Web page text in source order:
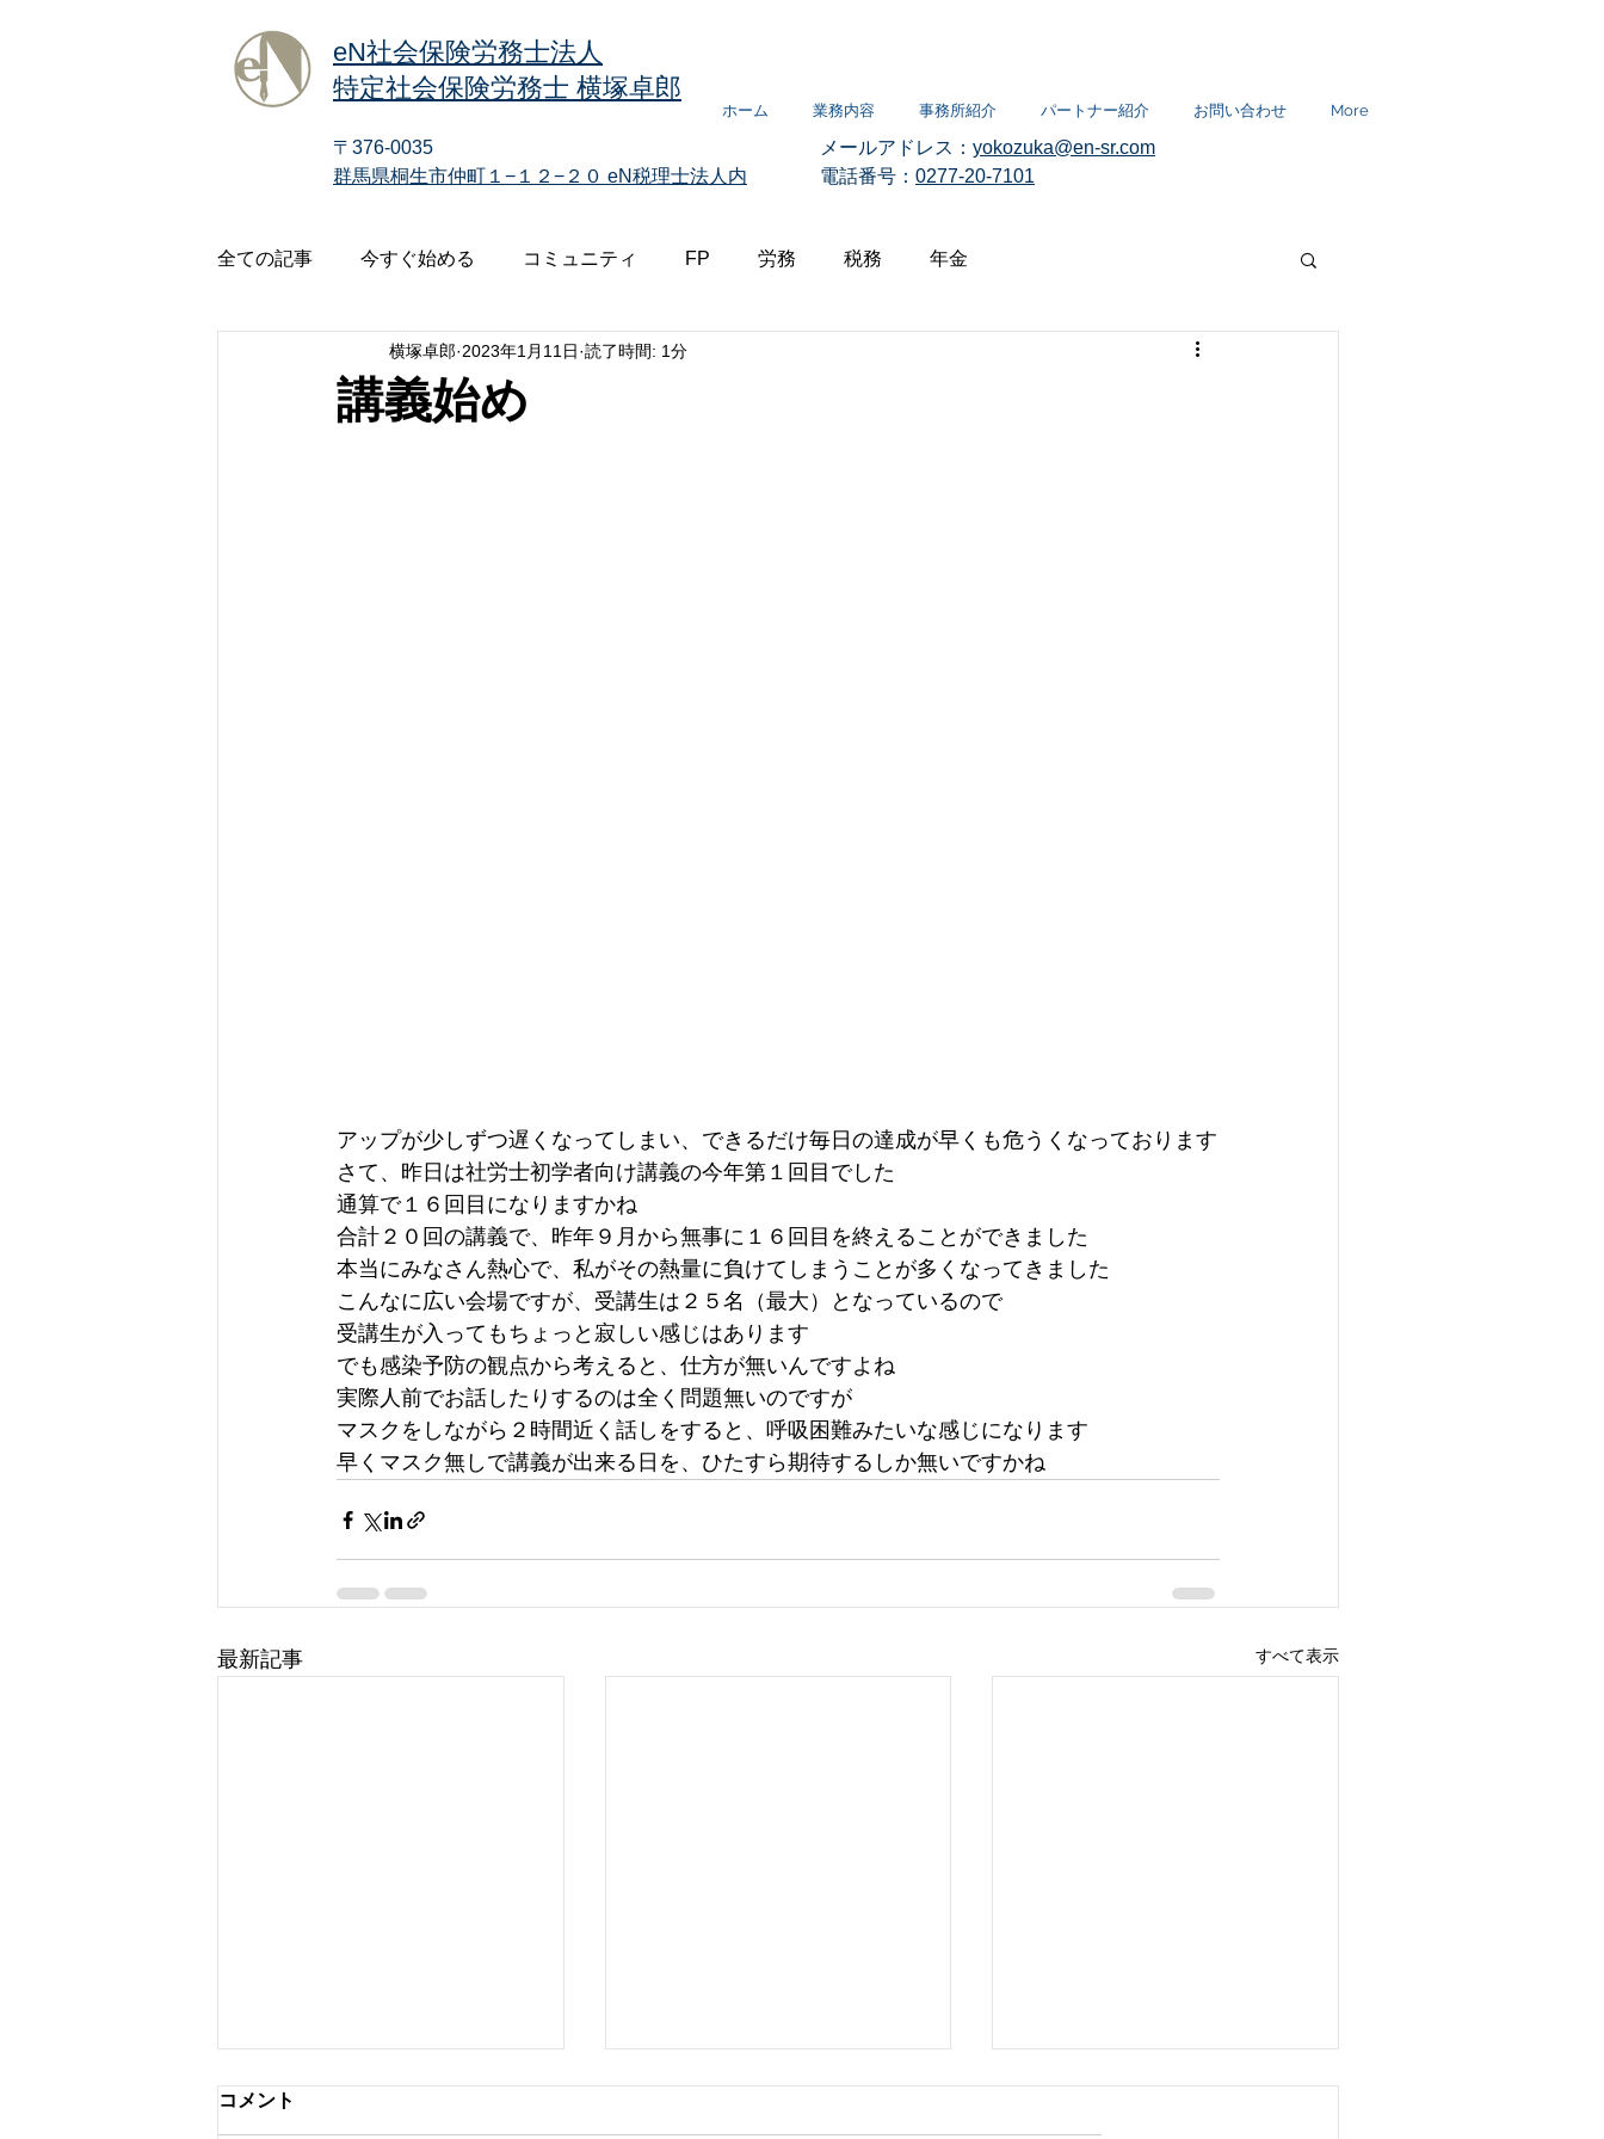
eN社会保険労務士法人
特定社会保険労務士 横塚卓郎
ホーム 業務内容 事務所紹介 パートナー紹介 お問い合わせ More
〒376-0035
群馬県桐生市仲町１−１２−２０ eN税理士法人内
メールアドレス： yokozuka@en-sr.com
電話番号： 0277-20-7101
全ての記事 今すぐ始める コミュニティ FP 労務 税務 年金
講義始め
横塚卓郎 2023年1月11日 読了時間: 1分
アップが少しずつ遅くなってしまい、できるだけ毎日の達成が早くも危うくなっております
さて、昨日は社労士初学者向け講義の今年第１回目でした
通算で１６回目になりますかね
合計２０回の講義で、昨年９月から無事に１６回目を終えることができました
本当にみなさん熱心で、私がその熱量に負けてしまうことが多くなってきました
こんなに広い会場ですが、受講生は２５名（最大）となっているので
受講生が入ってもちょっと寂しい感じはあります
でも感染予防の観点から考えると、仕方が無いんですよね
実際人前でお話したりするのは全く問題無いのですが
マスクをしながら２時間近く話しをすると、呼吸困難みたいな感じになります
早くマスク無しで講義が出来る日を、ひたすら期待するしか無いですかね
最新記事 すべて表示
コメント